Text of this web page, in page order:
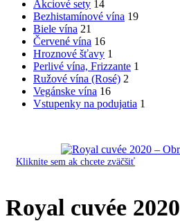
Akciové sety 14
Bezhistamínové vína 19
Biele vína 21
Červené vína 16
Hroznové šťavy 1
Perlivé vína, Frizzante 1
Ružové vína (Rosé) 2
Vegánske vína 16
Vstupenky na podujatia 1
Kliknite sem ak chcete zväčšiť
Royal cuvée 2020